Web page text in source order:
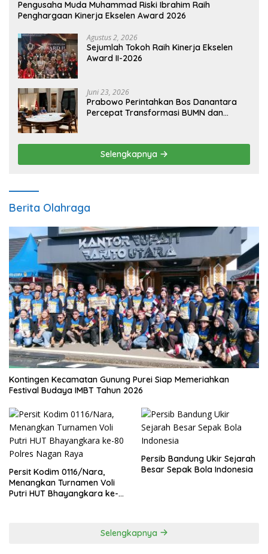
Pengusaha Muda Muhammad Riski Ibrahim Raih
Penghargaan Kinerja Ekselen Award 2026
Agustus 2, 2026
Sejumlah Tokoh Raih Kinerja Ekselen
Award II-2026
Juni 23, 2026
Prabowo Perintahkan Bos Danantara
Percepat Transformasi BUMN dan
Selengkapnya
Berita Olahraga
Kontingen Kecamatan Gunung Purei Siap Memeriahkan
Festival Budaya IMBT Tahun 2026
Persit Kodim 0116/Nara,
Menangkan Turnamen Voli
Putri HUT Bhayangkara ke-
Persib Bandung Ukir Sejarah
Besar Sepak Bola Indonesia
Selengkapnya